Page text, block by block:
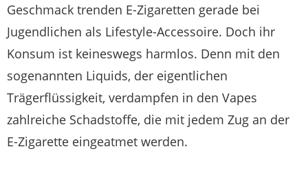
Geschmack trenden E-Zigaretten gerade bei
Jugendlichen als Lifestyle-Accessoire. Doch ihr
Konsum ist keineswegs harmlos. Denn mit den
sogenannten Liquids, der eigentlichen
Trägerflüssigkeit, verdampfen in den Vapes
zahlreiche Schadstoffe, die mit jedem Zug an der
E-Zigarette eingeatmet werden.